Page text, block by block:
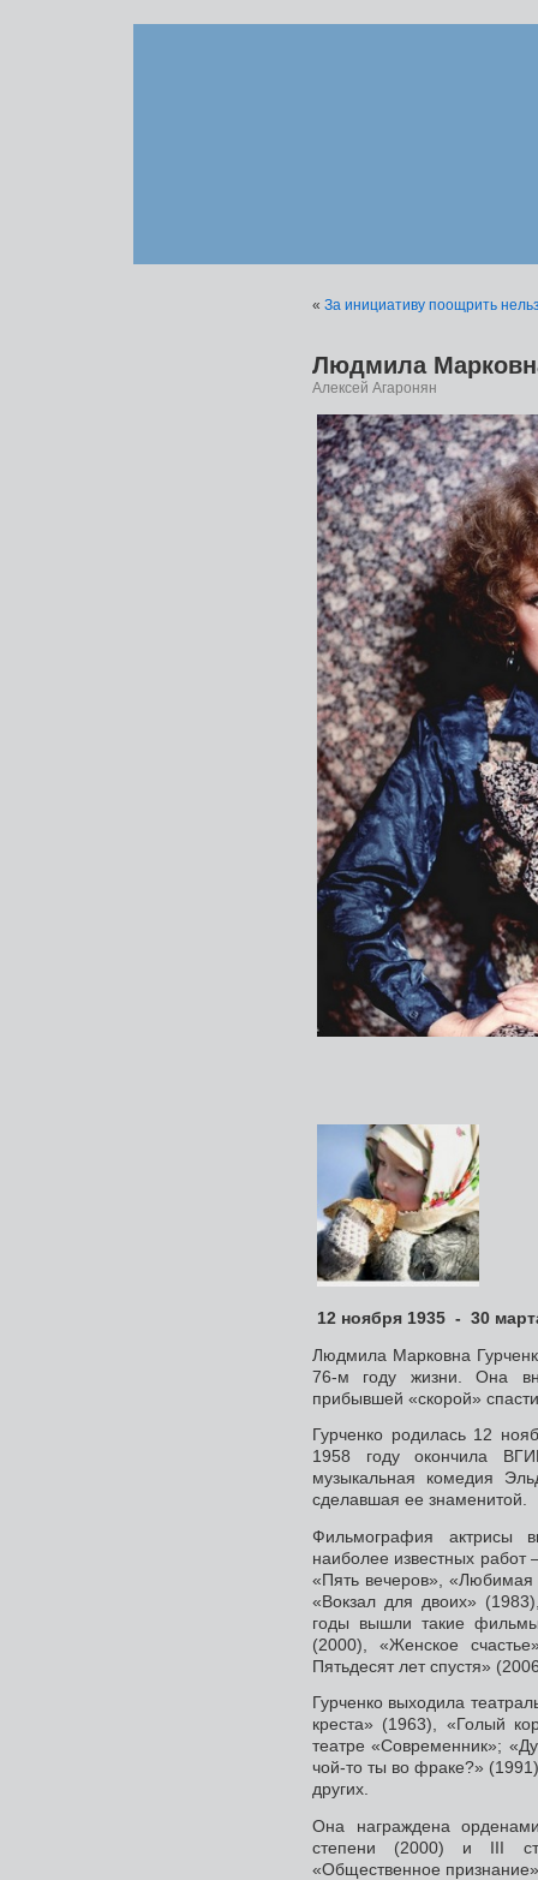
« За инициативу поощрить
Людмила
Алексей Агаронян
12 ноября 1935 - 30
Людмила Марковна
76-м году жизни. Она
прибывшей «скорой»
Гурченко родилась 12
1958 году окончила
музыкальная комедия
сделавшая ее знаменитой.
Фильмография актрисы
наиболее известных
«Пять вечеров»,
«Вокзал для двоих»
годы вышли такие
(2000), «Женское
Пятьдесят лет спустя»
Гурченко выходила
креста» (1963), «Голый
театре «Современник»;
чой-то ты во фраке?»
других.
Она награждена
степени (2000) и III
«Общественное